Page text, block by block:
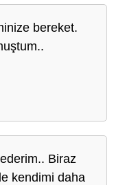
bereket.
Biraz
kendimi daha